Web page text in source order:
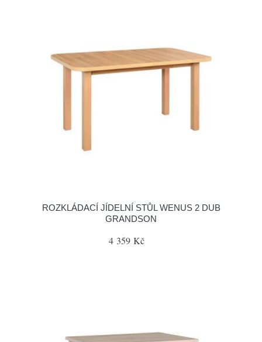
ROZKLÁDACÍ JÍDELNÍ STŮL WENUS 2 DUB
GRANDSON
4 359 Kč